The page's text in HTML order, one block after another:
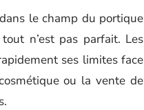
le champ du portique
n’est pas parfait. Les
ses limites face
ou la vente de